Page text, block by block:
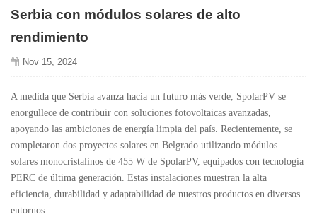
Serbia con módulos solares de alto
rendimiento
Nov 15, 2024
A medida que Serbia avanza hacia un futuro más verde, SpolarPV se
enorgullece de contribuir con soluciones fotovoltaicas avanzadas,
apoyando las ambiciones de energía limpia del país. Recientemente, se
completaron dos proyectos solares en Belgrado utilizando módulos
solares monocristalinos de 455 W de SpolarPV, equipados con tecnología
PERC de última generación. Estas instalaciones muestran la alta
eficiencia, durabilidad y adaptabilidad de nuestros productos en diversos
entornos.